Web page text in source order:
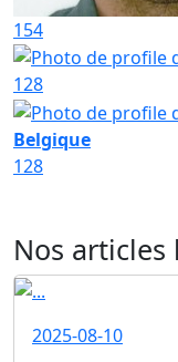
154
128
Belgique
128
Nos articles
2025-08-10